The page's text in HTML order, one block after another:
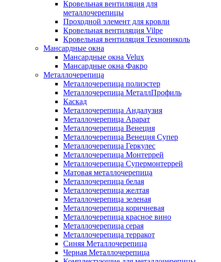
Кровельная вентиляция для
металлочерепицы
Проходной элемент для кровли
Кровельная вентиляция Vilpe
Кровельная вентиляция Технониколь
Мансардные окна
Мансардные окна Velux
Мансардные окна Факро
Металлочерепица
Металлочерепица полиэстер
Металлочерепица МеталлПрофиль
Каскад
Металлочерепица Андалузия
Металлочерепица Арарат
Металлочерепица Венеция
Металлочерепица Венеция Супер
Металлочерепица Геркулес
Металлочерепица Монтеррей
Металлочерепица Супермонтеррей
Матовая металлочерепица
Металлочерепица белая
Металлочерепица желтая
Металлочерепица зеленая
Металлочерепица коричневая
Металлочерепица красное вино
Металлочерепица серая
Металлочерепица терракот
Синяя Металлочерепица
Черная Металлочерепица